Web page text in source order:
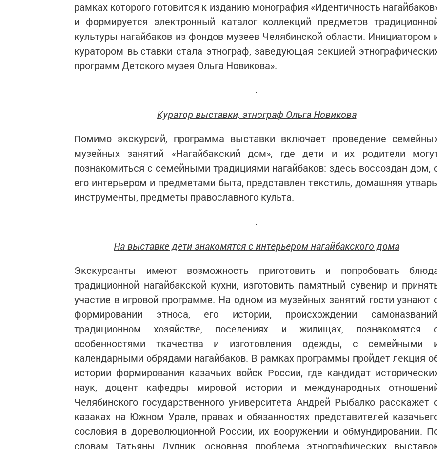
рамках которого готовится к изданию монография «Идентичность
и формируется электронный каталог коллекций предметов
культуры нагайбаков из фондов музеев Челябинской области. Инициатором
куратором выставки стала этнограф, заведующая секцией
программ Детского музея Ольга Новикова».
Куратор выставки, этнограф Ольга Новикова
Помимо экскурсий, программа выставки включает проведение
музейных занятий «Нагайбакский дом», где дети и их родители
познакомиться с семейными традициями нагайбаков: здесь воссоздан дом,
его интерьером и предметами быта, представлен текстиль, домашняя
инструменты, предметы православного культа.
На выставке дети знакомятся с интерьером нагайбакского дома
Экскурсанты имеют возможность приготовить и попробовать
традиционной нагайбакской кухни, изготовить памятный сувенир и
участие в игровой программе. На одном из музейных занятий гости узнают
формировании этноса, его истории, происхождении
традиционном хозяйстве, поселениях и жилищах, познакомятся
особенностями ткачества и изготовления одежды, с семейными
календарными обрядами нагайбаков. В рамках программы пройдет лекция
истории формирования казачьих войск России, где кандидат
наук, доцент кафедры мировой истории и международных
Челябинского государственного университета Андрей Рыбалко расскажет
казаках на Южном Урале, правах и обязанностях представителей
сословия в дореволюционной России, их вооружении и обмундировании.
словам Татьяны Дудник, основная проблема этнографических